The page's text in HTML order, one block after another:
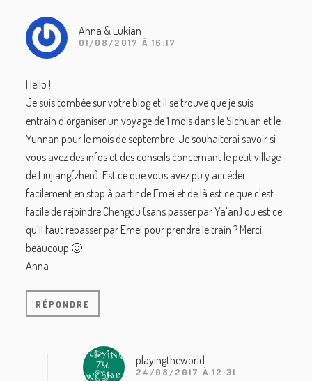
lecteur
Anna & Lukian
01/08/2017 À 16:17
Hello !
Je suis tombée sur votre blog et il se trouve que je suis
entrain d’organiser un voyage de 1 mois dans le Sichuan et le
Yunnan pour le mois de septembre. Je souhaiterai savoir si
vous avez des infos et des conseils concernant le petit village
de Liujiang(zhen). Est ce que vous avez pu y accéder
facilement en stop à partir de Emei et de là est ce que c’est
facile de rejoindre Chengdu (sans passer par Ya’an) ou est ce
qu’il faut repasser par Emei pour prendre le train ? Merci
beaucoup 🙂
Anna
RÉPONDRE
playingtheworld
24/08/2017 À 12:31